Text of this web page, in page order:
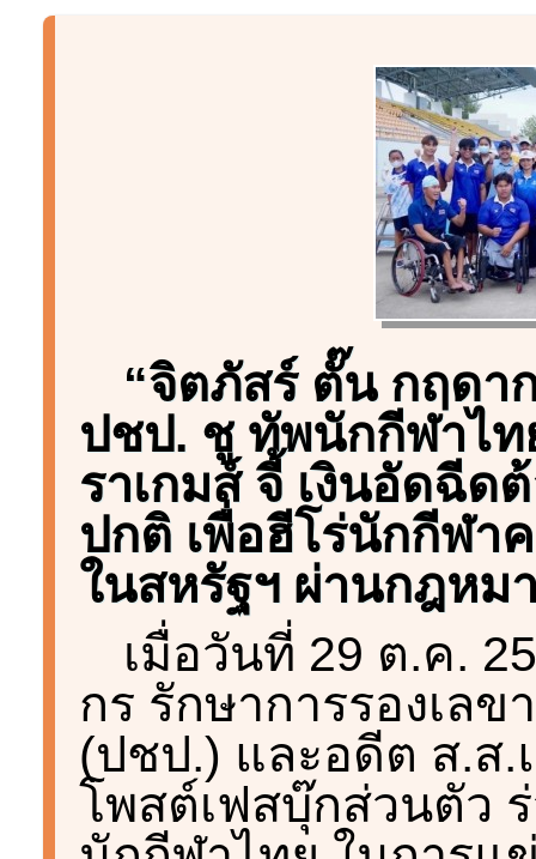
“จิตภัสร์ ตั๊น กฤดา
ปชป. ชู ทัพนักกีฬาไท
ราเกมส์ จี้ เงินอัดฉีด
ปกติ เพื่อฮีโร่นักกีฬา
ในสหรัฐฯ ผ่านกฎหม
เมื่อวันที่ 29 ต.ค.
กร รักษาการรองเล
(ปชป.) และอดีต ส.ส
โพสต์เฟสบุ๊กส่วนตัว